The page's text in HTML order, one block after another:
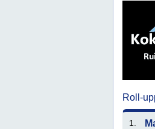
Roll-
1.